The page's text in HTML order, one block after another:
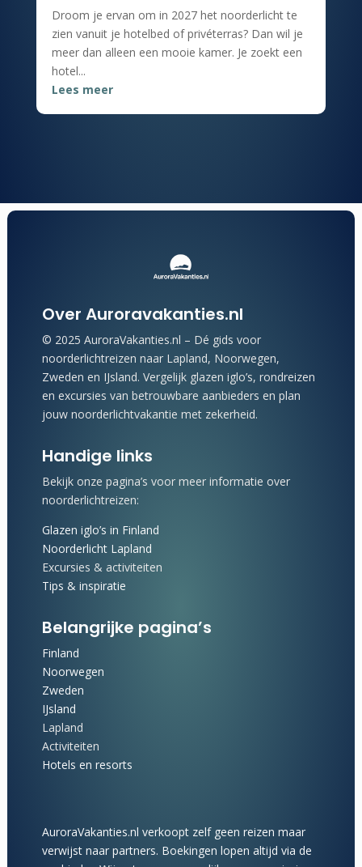
Droom je ervan om in 2027 het noorderlicht te
zien vanuit je hotelbed of privéterras? Dan wil je
meer dan alleen een mooie kamer. Je zoekt een
hotel...
Lees meer
Over Auroravakanties.nl
© 2025 AuroraVakanties.nl – Dé gids voor
noorderlichtreizen naar Lapland, Noorwegen,
Zweden en IJsland. Vergelijk glazen iglo’s, rondreizen
en excursies van betrouwbare aanbieders en plan
jouw noorderlichtvakantie met zekerheid.
Handige links
Bekijk onze pagina’s voor meer informatie over
noorderlichtreizen:
Glazen iglo’s in Finland
Noorderlicht Lapland
Excursies & activiteiten
Tips & inspiratie
Belangrijke pagina’s
Finland
Noorwegen
Zweden
IJsland
Lapland
Activiteiten
Hotels en resorts
AuroraVakanties.nl verkoopt zelf geen reizen maar
verwijst naar partners. Boekingen lopen altijd via de